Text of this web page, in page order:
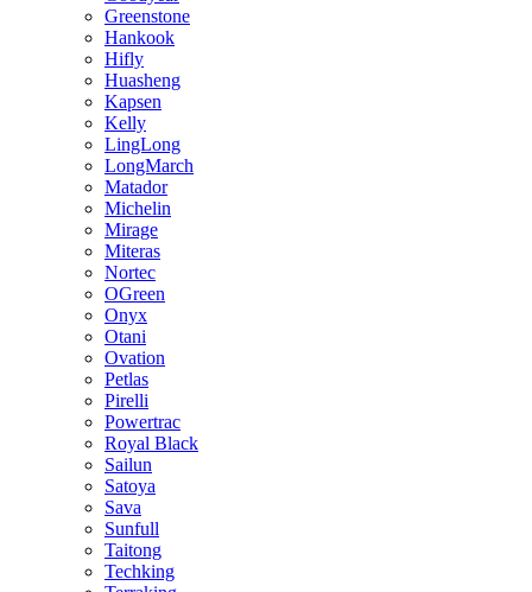
Greenstone
Hankook
Hifly
Huasheng
Kapsen
Kelly
LingLong
LongMarch
Matador
Michelin
Mirage
Miteras
Nortec
OGreen
Onyx
Otani
Ovation
Petlas
Pirelli
Powertrac
Royal Black
Sailun
Satoya
Sava
Sunfull
Taitong
Techking